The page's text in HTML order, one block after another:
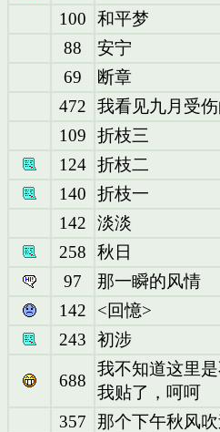
100
和平梦
88
安宁
69
断章
472
我看见九月受
109
折枝三
124 折枝二
140
折枝一
142
淡淡
258
秋日
97
那一瞬的风情
142
<回憶>
243
初涉
688
我不知道这里
我贴了，呵呵
357
那个下午秋风